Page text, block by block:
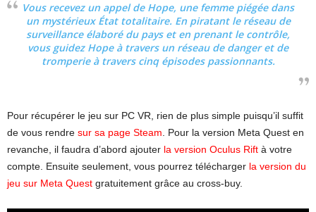
Vous recevez un appel de Hope, une femme piégée dans
un mystérieux État totalitaire. En piratant le réseau de
surveillance élaboré du pays et en prenant le contrôle,
vous guidez Hope à travers un réseau de danger et de
tromperie à travers cinq épisodes passionnants.
Pour récupérer le jeu sur PC VR, rien de plus simple puisqu’il suffit
de vous rendre sur sa page Steam. Pour la version Meta Quest en
revanche, il faudra d’abord ajouter la version Oculus Rift à votre
compte. Ensuite seulement, vous pourrez télécharger la version du
jeu sur Meta Quest gratuitement grâce au cross-buy.